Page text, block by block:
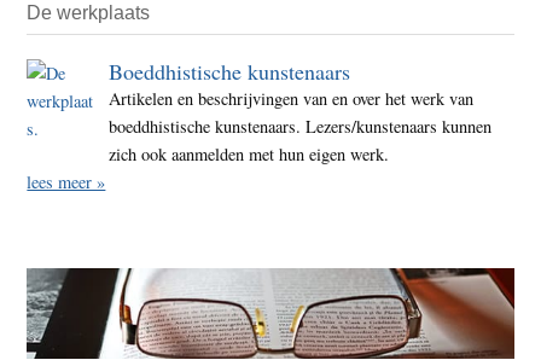
De werkplaats
Boeddhistische kunstenaars
Artikelen en beschrijvingen van en over het werk van
boeddhistische kunstenaars. Lezers/kunstenaars kunnen
zich ook aanmelden met hun eigen werk.
lees meer »